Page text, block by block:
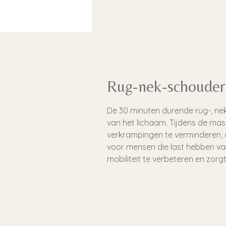
Rug-nek-
De 30 minuten durende rug-,
van het lichaam. Tijdens de
verkrampingen te
voor mensen die last hebben
mobiliteit te verbeteren en